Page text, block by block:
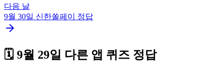
다음 날
9월 30일 신한쏠페이 정답
🗓️ 9월 29일 다른 앱 퀴즈 정답